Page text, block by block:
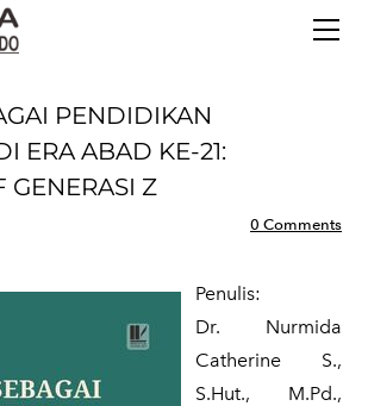
PENDIDIKAN
ERA ABAD KE-21:
GENERASI Z
0 Comments
Penulis:
​Dr. Nurmida
Catherine S.,
S.Hut., M.Pd.,